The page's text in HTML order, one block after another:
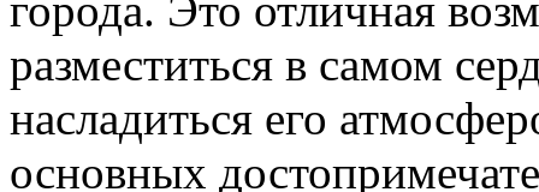
разместиться в самом
насладиться его
основных